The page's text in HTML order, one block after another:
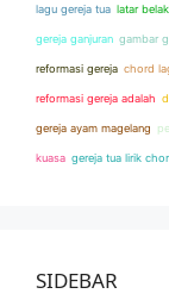
lagu gereja tua latar
gereja ganjuran gambar
reformasi gereja chord
reformasi gereja adalah
gereja ayam magelang
kuasa gereja tua lirik
SIDEBAR